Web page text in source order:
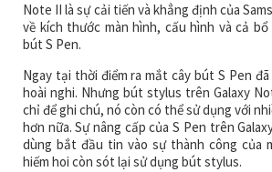
Note II là sự cải tiến và khẳng định của
về kích thước màn hình, cấu hình và cả
bút S Pen.
Ngay tại thời điểm ra mắt cây bút S Pen
hoài nghi. Nhưng bút stylus trên Galaxy
chỉ để ghi chú, nó còn có thể sử dụng với
hơn nữa. Sự nâng cấp của S Pen trên
dùng bắt đầu tin vào sự thành công của
hiếm hoi còn sót lại sử dụng bút stylus.